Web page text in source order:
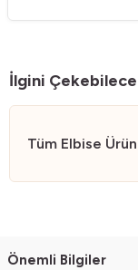
• El isi ve boncuklu
• Baskili ürünler
• Yikamada ürünü
• Ürünü yikarken
• Giysileri kuruturken
İlgini
Tüm Elbise
Önemli Bilgiler